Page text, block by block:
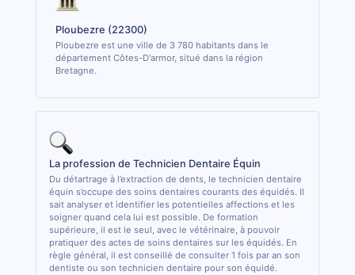
Ploubezre (22300)
Ploubezre est une ville de 3 780 habitants dans le
département Côtes-D'armor, situé dans la région
Bretagne.
La profession de Technicien Dentaire Équin
Du détartrage à l’extraction de dents, le technicien dentaire
équin s’occupe des soins dentaires courants des équidés. Il
sait analyser et identifier les potentielles affections et les
soigner quand cela lui est possible. De formation
supérieure, il est le seul, avec le vétérinaire, à pouvoir
pratiquer des actes de soins dentaires sur les équidés. En
règle général, il est conseillé de consulter 1 fois par an son
dentiste ou son technicien dentaire pour son équidé.